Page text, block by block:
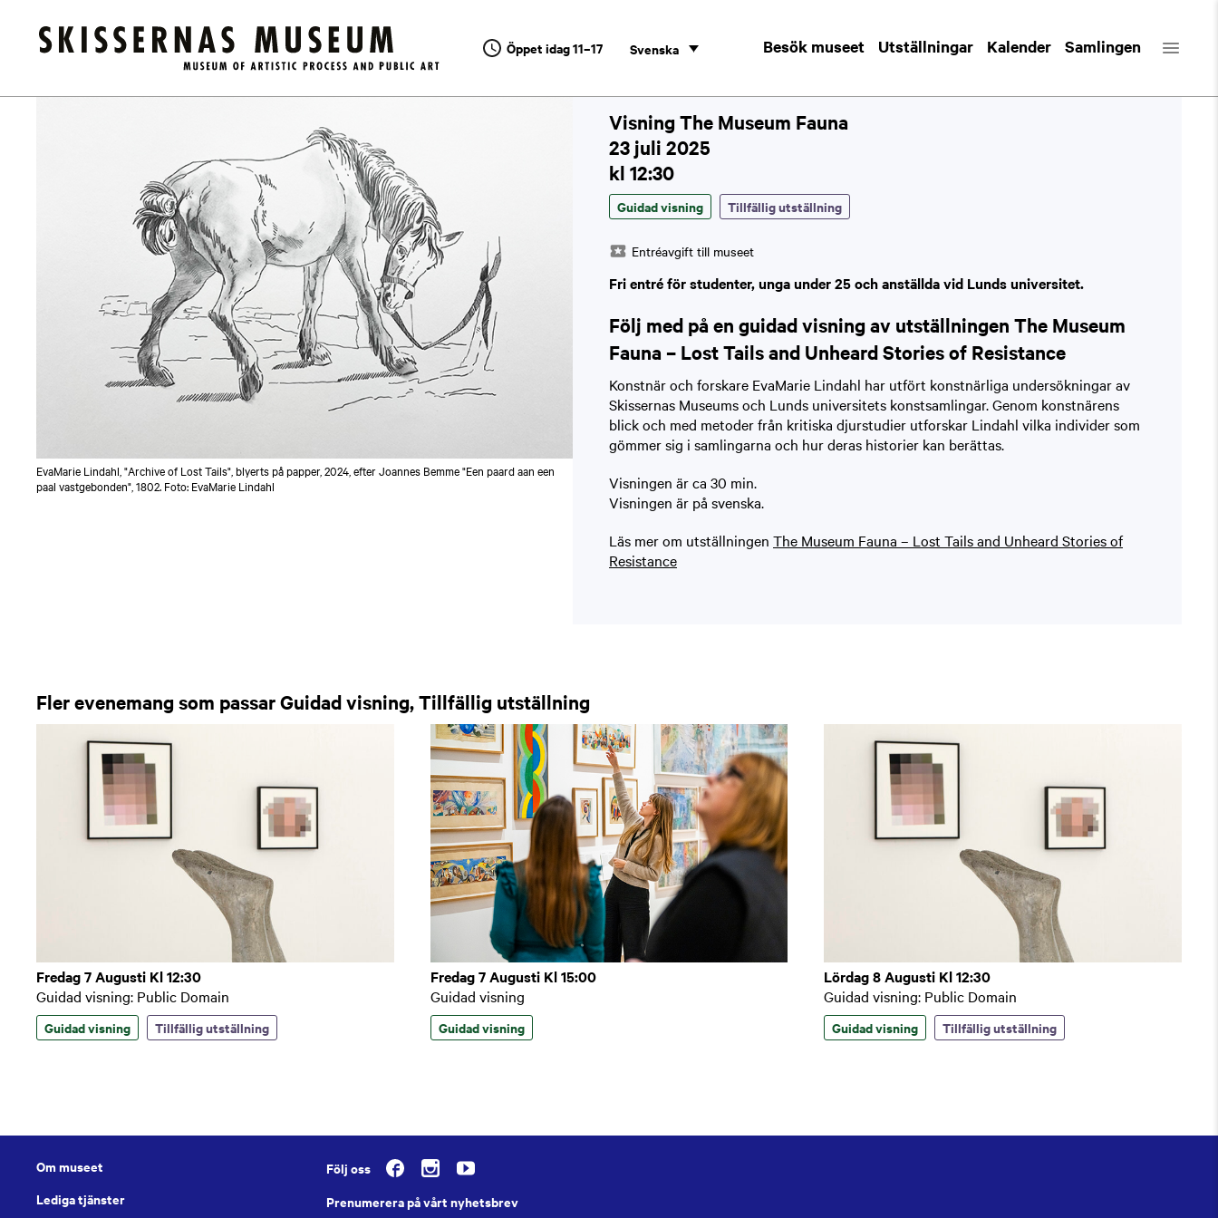
Öppet idag 11–17 Svenska Besök museet Utställningar Kalender Samlingen
Kalender / Visning The Museum Fauna
EvaMarie Lindahl, "Archive of Lost Tails", blyerts på papper, 2024, efter Joannes Bemme "Een paard aan een
paal vastgebonden", 1802. Foto: EvaMarie Lindahl
Visning The Museum Fauna
23 juli 2025
kl 12:30
Guidad visning Tillfällig utställning
Entréavgift till museet
Fri entré för studenter, unga under 25 och anställda vid Lunds universitet.
Följ med på en guidad visning av utställningen The Museum
Fauna – Lost Tails and Unheard Stories of Resistance
Konstnär och forskare EvaMarie Lindahl har utfört konstnärliga undersökningar av
Skissernas Museums och Lunds universitets konstsamlingar. Genom konstnärens
blick och med metoder från kritiska djurstudier utforskar Lindahl vilka individer som
gömmer sig i samlingarna och hur deras historier kan berättas.
Visningen är ca 30 min.
Visningen är på svenska.
Läs mer om utställningen The Museum Fauna – Lost Tails and Unheard Stories of
Resistance
Fler evenemang som passar Guidad visning, Tillfällig utställning
Fredag 7 Augusti Kl 12:30
Guidad visning: Public Domain
Guidad visning Tillfällig utställning
Fredag 7 Augusti Kl 15:00
Guidad visning
Guidad visning
Lördag 8 Augusti Kl 12:30
Guidad visning: Public Domain
Guidad visning Tillfällig utställning
Om museet
Lediga tjänster
Följ oss
Prenumerera på vårt nyhetsbrev